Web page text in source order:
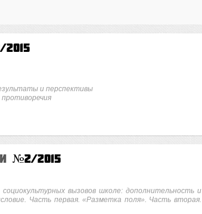
и перспективы
противоречия
№2/2015
вызовов школе: дополнительность и
Часть первая. «Разметка поля». Часть вторая.